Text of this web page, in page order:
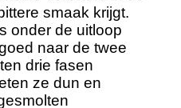
smaak krijgt.
onder de uitloop
naar de twee
drie fasen
ze dun en